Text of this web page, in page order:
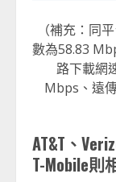
（補充：同
數為58.83
路下載網
Mbps、遠
AT&T、
T-Mobile則